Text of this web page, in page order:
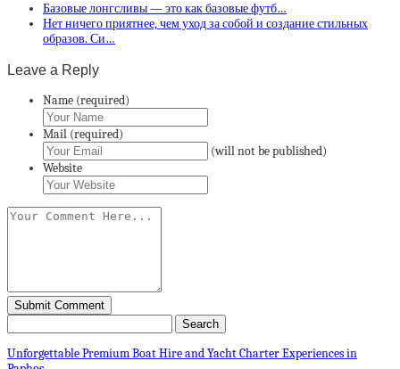
Базовые лонгсливы — это как базовые футб…
Нет ничего приятнее, чем уход за собой и создание стильных
образов. Си…
Leave a Reply
Name (required)
Mail (required)
(will not be published)
Website
Unforgettable Premium Boat Hire and Yacht Charter Experiences in